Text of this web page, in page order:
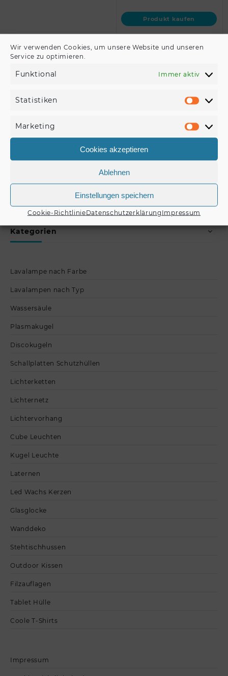
Wir verwenden Cookies, um unsere Website und unseren
Service zu optimieren.
Funktional Immer aktiv
Statistiken
Marketing
Cookies akzeptieren
Ablehnen
Einstellungen speichern
Cookie-RichtlinieDatenschutzerklärung Impressum
Kategorien
Lavalampe nach Farbe
Lavalampen nach Typ
Wassersäule
Plasmakugel
Discokugeln
Schallplatten Schutzhüllen
Lichterketten
Lichternetz
Lichtervorhang
Cube Leuchten
Kugel Leuchte
Laternen
Led Wachs Kerzen
Glasglocke
Wanddeko
Stehtischhussen
Outdoor Kissen
Filzauflagen
Tablet Hülle
Coole T-Shirts
Produkt kaufen
Universalkoffer & -cases
ROADINGER Universal-
Koffer-Case Tour Pro
€179,00
Impressum